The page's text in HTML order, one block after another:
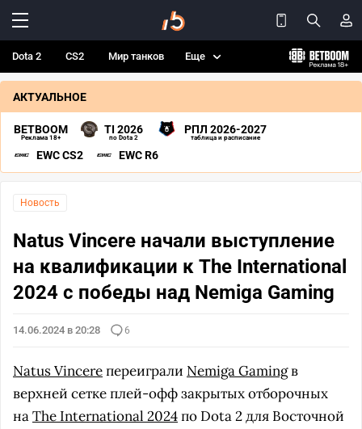
Dota 2 CS2 Мир танков Еще
АКТУАЛЬНОЕ
BETBOOM
Реклама 18+
TI 2026
по Dota 2
РПЛ 2026-2027
таблица и расписание
EWC CS2 EWC R6
Новость
Natus Vincere начали выступление
на квалификации к The International
2024 с победы над Nemiga Gaming
14.06.2024 в 20:28 6
Natus Vincereпереиграли Nemiga Gamingв
верхней сетке плей-офф закрытых отборочных
наThe International 2024по Dota 2 для Восточной